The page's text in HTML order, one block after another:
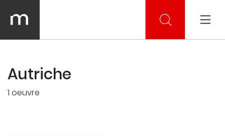
Autriche
1 oeuvre